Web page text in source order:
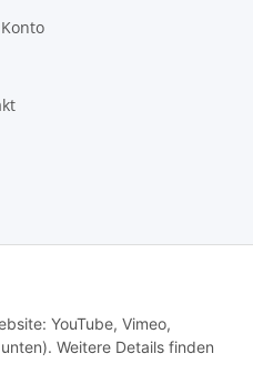
YouTube, Vimeo,
Weitere Details finden